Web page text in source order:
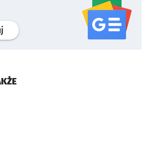
profil serwisu